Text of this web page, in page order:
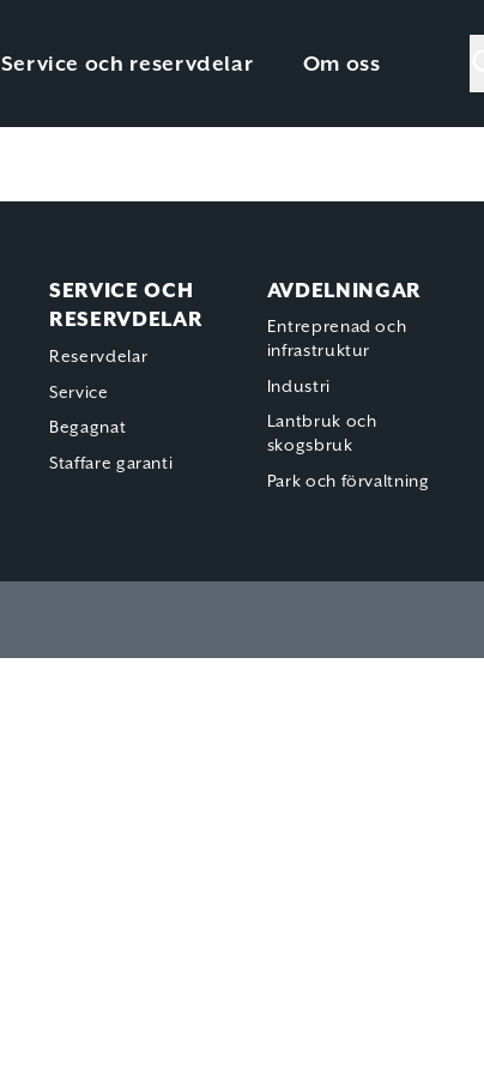
Service och reservdelar Om oss
SERVICE OCH
RESERVDELAR
Reservdelar
Service
Begagnat
Staffare garanti
AVDELNINGAR
Entreprenad och
infrastruktur
Industri
Lantbruk och
skogsbruk
Park och förvaltning